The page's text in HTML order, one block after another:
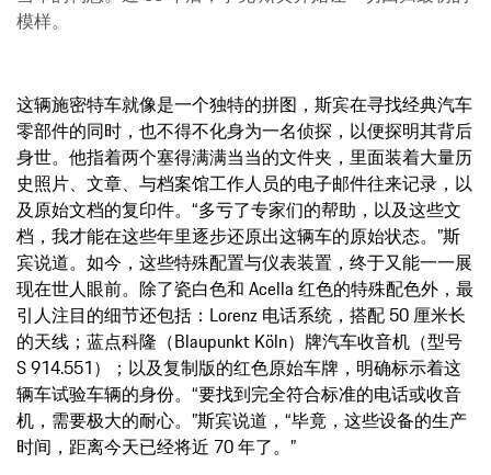
模样。
这辆施密特车就像是一个独特的拼图，斯宾在寻找经典汽车
零部件的同时，也不得不化身为一名侦探，以便探明其背后
身世。他指着两个塞得满满当当的文件夹，里面装着大量历
史照片、文章、与档案馆工作人员的电子邮件往来记录，以
及原始文档的复印件。“多亏了专家们的帮助，以及这些文
档，我才能在这些年里逐步还原出这辆车的原始状态。”斯
宾说道。如今，这些特殊配置与仪表装置，终于又能一一展
现在世人眼前。除了瓷白色和 Acella 红色的特殊配色外，最
引人注目的细节还包括：Lorenz 电话系统，搭配 50 厘米长
的天线；蓝点科隆（Blaupunkt Köln）牌汽车收音机（型号
S 914.551）；以及复制版的红色原始车牌，明确标示着这
辆车试验车辆的身份。“要找到完全符合标准的电话或收音
机，需要极大的耐心。”斯宾说道，“毕竟，这些设备的生产
时间，距离今天已经将近 70 年了。”